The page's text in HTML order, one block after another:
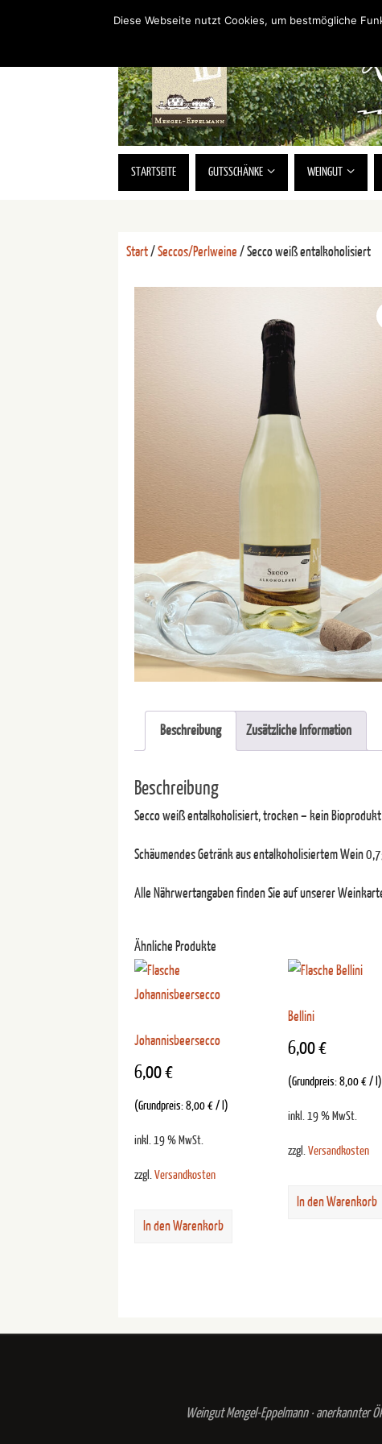
STARTSEITE GUTSSCHÄNKE WEINGUT
Start/Seccos/Perlweine / Secco weiß entalkoholisiert
Beschreibung Zusätzliche Information
Beschreibung
Secco weiß entalkoholisiert, trocken – kein Bioprodukt
Schäumendes Getränk aus entalkoholisiertem Wein
Alle Nährwertangaben finden Sie auf unserer
Ähnliche Produkte
Johannisbeersecco
6,00€
(Grundpreis:8,00€/l)
inkl. 19 % MwSt.
zzgl.Versandkosten
In den Warenkorb
Bellini
6,00€
(Grundpreis:8,00€/l)
inkl. 19 % MwSt.
zzgl.Versandkosten
In den Warenkorb
Weingut Mengel-Eppelmann ·
Diese Webseite nutzt Cookies, um bestmögliche